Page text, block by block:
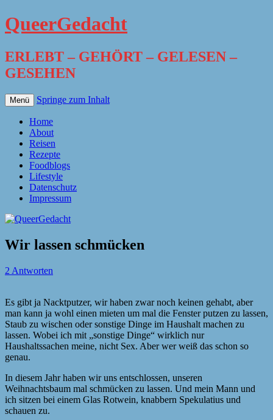
QueerGedacht
ERLEBT – GEHÖRT – GELESEN –
GESEHEN
Menü Springe zum Inhalt
Home
About
Reisen
Rezepte
Foodblogs
Lifestyle
Datenschutz
Impressum
Wir lassen schmücken
2 Antworten
Es gibt ja Nacktputzer, wir haben zwar noch keinen gehabt, aber
man kann ja wohl einen mieten um mal die Fenster putzen zu lassen,
Staub zu wischen oder sonstige Dinge im Haushalt machen zu
lassen. Wobei ich mit „sonstige Dinge“ wirklich nur
Haushaltssachen meine, nicht Sex. Aber wer weiß das schon so
genau.
In diesem Jahr haben wir uns entschlossen, unseren
Weihnachtsbaum mal schmücken zu lassen. Und mein Mann und
ich sitzen bei einem Glas Rotwein, knabbern Spekulatius und
schauen zu.